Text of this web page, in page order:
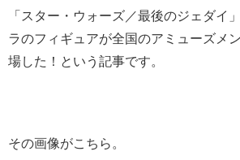
「スター・ウォーズ／最後のジェダイ
ラのフィギュアが全国のアミューズメ
場した！という記事です。
その画像がこちら。